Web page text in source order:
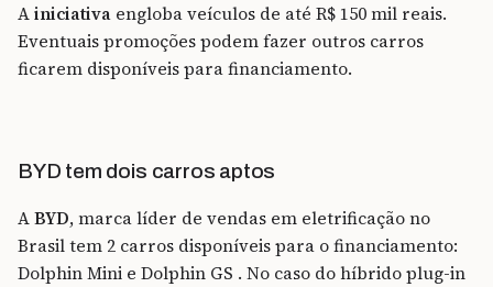
Ainiciativa engloba veículos de até R$ 150 mil reais.
Eventuais promoções podem fazer outros carros
ficarem disponíveis para financiamento.
BYD tem dois carros aptos
ABYD, marca líder de vendas em eletrificação no
Brasil tem 2 carros disponíveis para o financiamento:
Dolphin Mini e Dolphin GS . No caso do híbrido plug-in